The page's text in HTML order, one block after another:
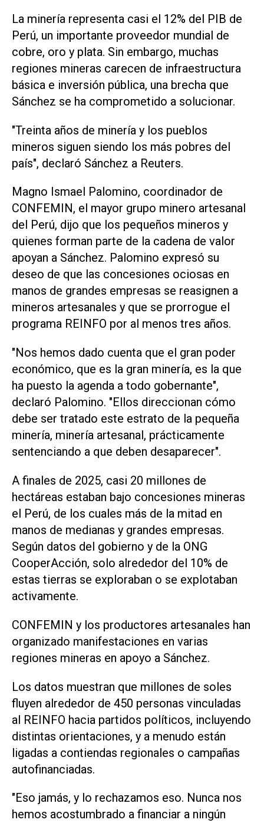
La minería representa casi el ⁠12% del PIB de
Perú, un importante proveedor mundial de
cobre, oro y plata. Sin embargo, muchas
regiones mineras carecen de infraestructura
básica e inversión pública, una brecha que
Sánchez se ha comprometido a solucionar.
"Treinta años de minería y los pueblos
mineros siguen siendo los más pobres del
país", declaró Sánchez a Reuters.
Magno Ismael Palomino, coordinador de
CONFEMIN, el mayor grupo minero artesanal
del Perú, dijo que los pequeños mineros y
quienes forman parte de la cadena de valor
apoyan a Sánchez. Palomino expresó su
deseo de que las concesiones ociosas ​en
manos de grandes empresas ‌se reasignen a
mineros artesanales y que se prorrogue el
programa REINFO por al menos tres años.
"Nos hemos dado cuenta que el gran poder
económico, que es la gran minería, es la que
ha puesto la agenda a todo gobernante",
declaró Palomino. "Ellos direccionan cómo
debe ser tratado este estrato de la pequeña
minería, minería artesanal, prácticamente
sentenciando a que deben desaparecer".
A finales de 2025, casi 20 millones de
hectáreas estaban bajo concesiones mineras
el Perú, de los cuales más de la mitad en
manos de medianas y grandes empresas.
Según datos del gobierno y de la ONG
CooperAcción, solo alrededor del 10% de
estas ⁠tierras se exploraban o se explotaban
activamente.
CONFEMIN y los productores artesanales han
organizado manifestaciones en varias
regiones mineras en apoyo a Sánchez.
Los datos muestran que millones de soles
fluyen alrededor de 450 personas vinculadas
al REINFO hacia partidos políticos, incluyendo
distintas orientaciones, y a menudo están
ligadas a contiendas regionales o campañas
autofinanciadas.
"Eso jamás, y lo rechazamos eso. Nunca nos
hemos acostumbrado a financiar a ningún